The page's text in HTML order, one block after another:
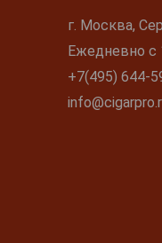
г. Москва,
Ежедневно с
+7(495) 644-